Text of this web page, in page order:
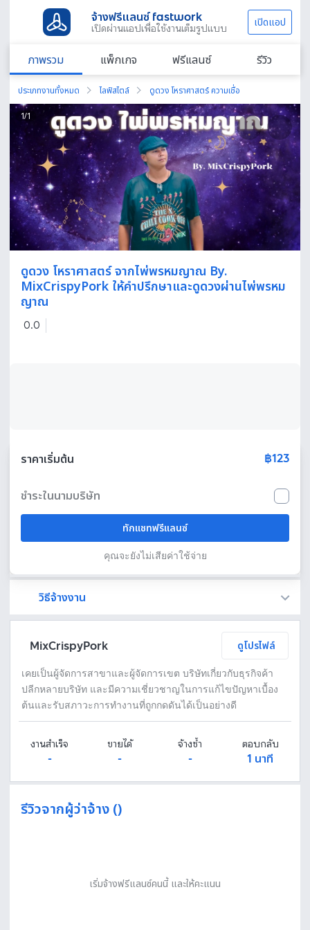
จ้างฟรีแลนซ์ fastwork
เปิดผ่านแอปเพื่อใช้งานเต็มรูปแบบ เปิดแอป
ภาพรวม แพ็กเกจ ฟรีแลนซ์ รีวิว
ประเภทงานทั้งหมด ไลฟ์สไตล์ ดูดวง โหราศาสตร์ ความเชื่อ
1/1
ดูดวง โหราศาสตร์ จากไพ่พรหมญาณ By.
MixCrispyPork ให้คำปรึกษาและดูดวงผ่านไพ่พรหม
ญาณ
0.0
ราคาเริ่มต้น ฿123
ชำระในนามบริษัท
ทักแชทฟรีแลนซ์
คุณจะยังไม่เสียค่าใช้จ่าย
วิธีจ้างงาน
MixCrispyPork ดูโปรไฟล์
เคยเป็นผู้จัดการสาขาและผู้จัดการเขต บริษัทเกี่ยวกับธุรกิจค้า
ปลีกหลายบริษัท และมีความเชี่ยวชาญในการแก้ไขปัญหาเบื้อง
ต้นและรับสภาวะการทำงานที่ถูกกดดันได้เป็นอย่างดี
งานสำเร็จ
-
ขายได้
-
จ้างซ้ำ
-
ตอบกลับ
1 นาที
รีวิวจากผู้ว่าจ้าง ()
เริ่มจ้างฟรีแลนซ์คนนี้ และให้คะแนน